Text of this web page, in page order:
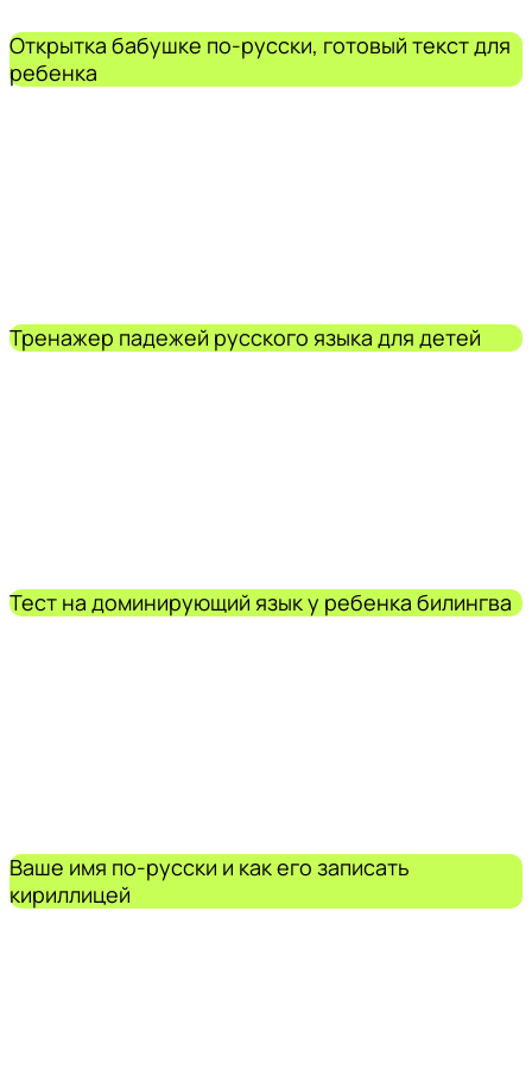
Открытка бабушке по-русски, готовый текст для
ребенка
Тренажер падежей русского языка для детей
Тест на доминирующий язык у ребенка билингва
Ваше имя по-русски и как его записать
кириллицей